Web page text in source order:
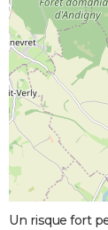
Un risque fort